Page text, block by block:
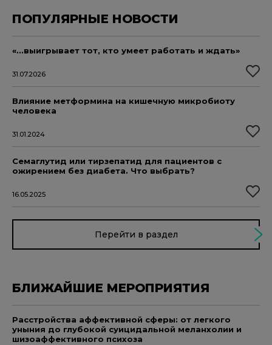
ПОПУЛЯРНЫЕ НОВОСТИ
«...выигрывает тот, кто умеет работать и ждать»
31.07.2026
Влияние метформина на кишечную микробиоту
человека
31.01.2024
Семаглутид или тирзепатид для пациентов с
ожирением без диабета. Что выбрать?
16.05.2025
Перейти в раздел
БЛИЖАЙШИЕ МЕРОПРИЯТИЯ
Расстройства аффективной сферы: от легкого
уныния до глубокой суицидальной меланхолии и
шизоаффективного психоза